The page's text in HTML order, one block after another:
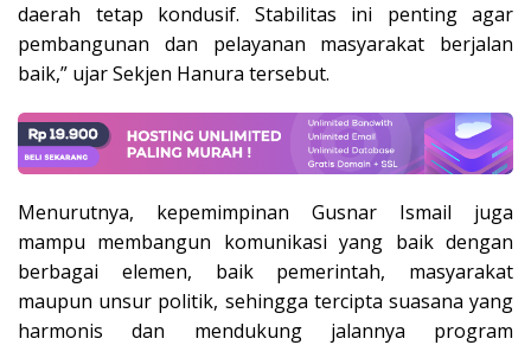
daerah tetap kondusif. Stabilitas ini penting agar
pembangunan dan pelayanan masyarakat berjalan
baik,” ujar Sekjen Hanura tersebut.
Menurutnya, kepemimpinan Gusnar Ismail juga
mampu membangun komunikasi yang baik dengan
berbagai elemen, baik pemerintah, masyarakat
maupun unsur politik, sehingga tercipta suasana yang
harmonis dan mendukung jalannya program